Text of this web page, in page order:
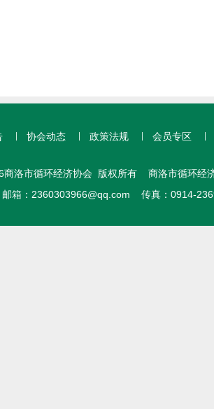
协会动态 政策法规 会员专区
商洛市循环经济协会 版权所有 商洛市循环经
箱： 2360303966@qq.com 传真：0914-